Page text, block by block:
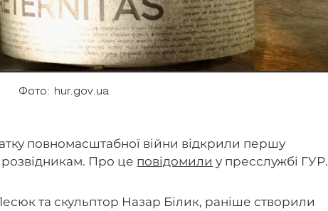
Фото: hur.gov.ua
повномасштабної війни відкрили першу
Про це повідомили у пресслужбі ГУР.
та скульптор Назар Білик, раніше створили